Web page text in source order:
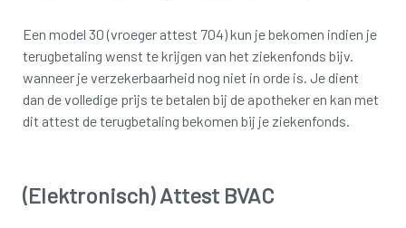
Een model 30 (vroeger attest 704) kun je bekomen indien je
terugbetaling wenst te krijgen van het ziekenfonds bijv.
wanneer je verzekerbaarheid nog niet in orde is. Je dient
dan de volledige prijs te betalen bij de apotheker en kan met
dit attest de terugbetaling bekomen bij je ziekenfonds.
(Elektronisch) Attest BVAC